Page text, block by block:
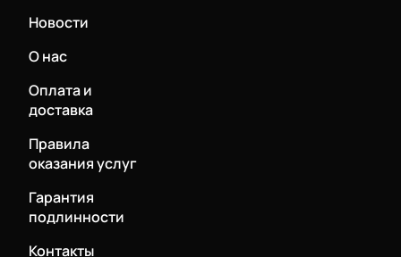
Новости
О нас
Оплата и
доставка
Правила
оказания услуг
Гарантия
подлинности
Контакты